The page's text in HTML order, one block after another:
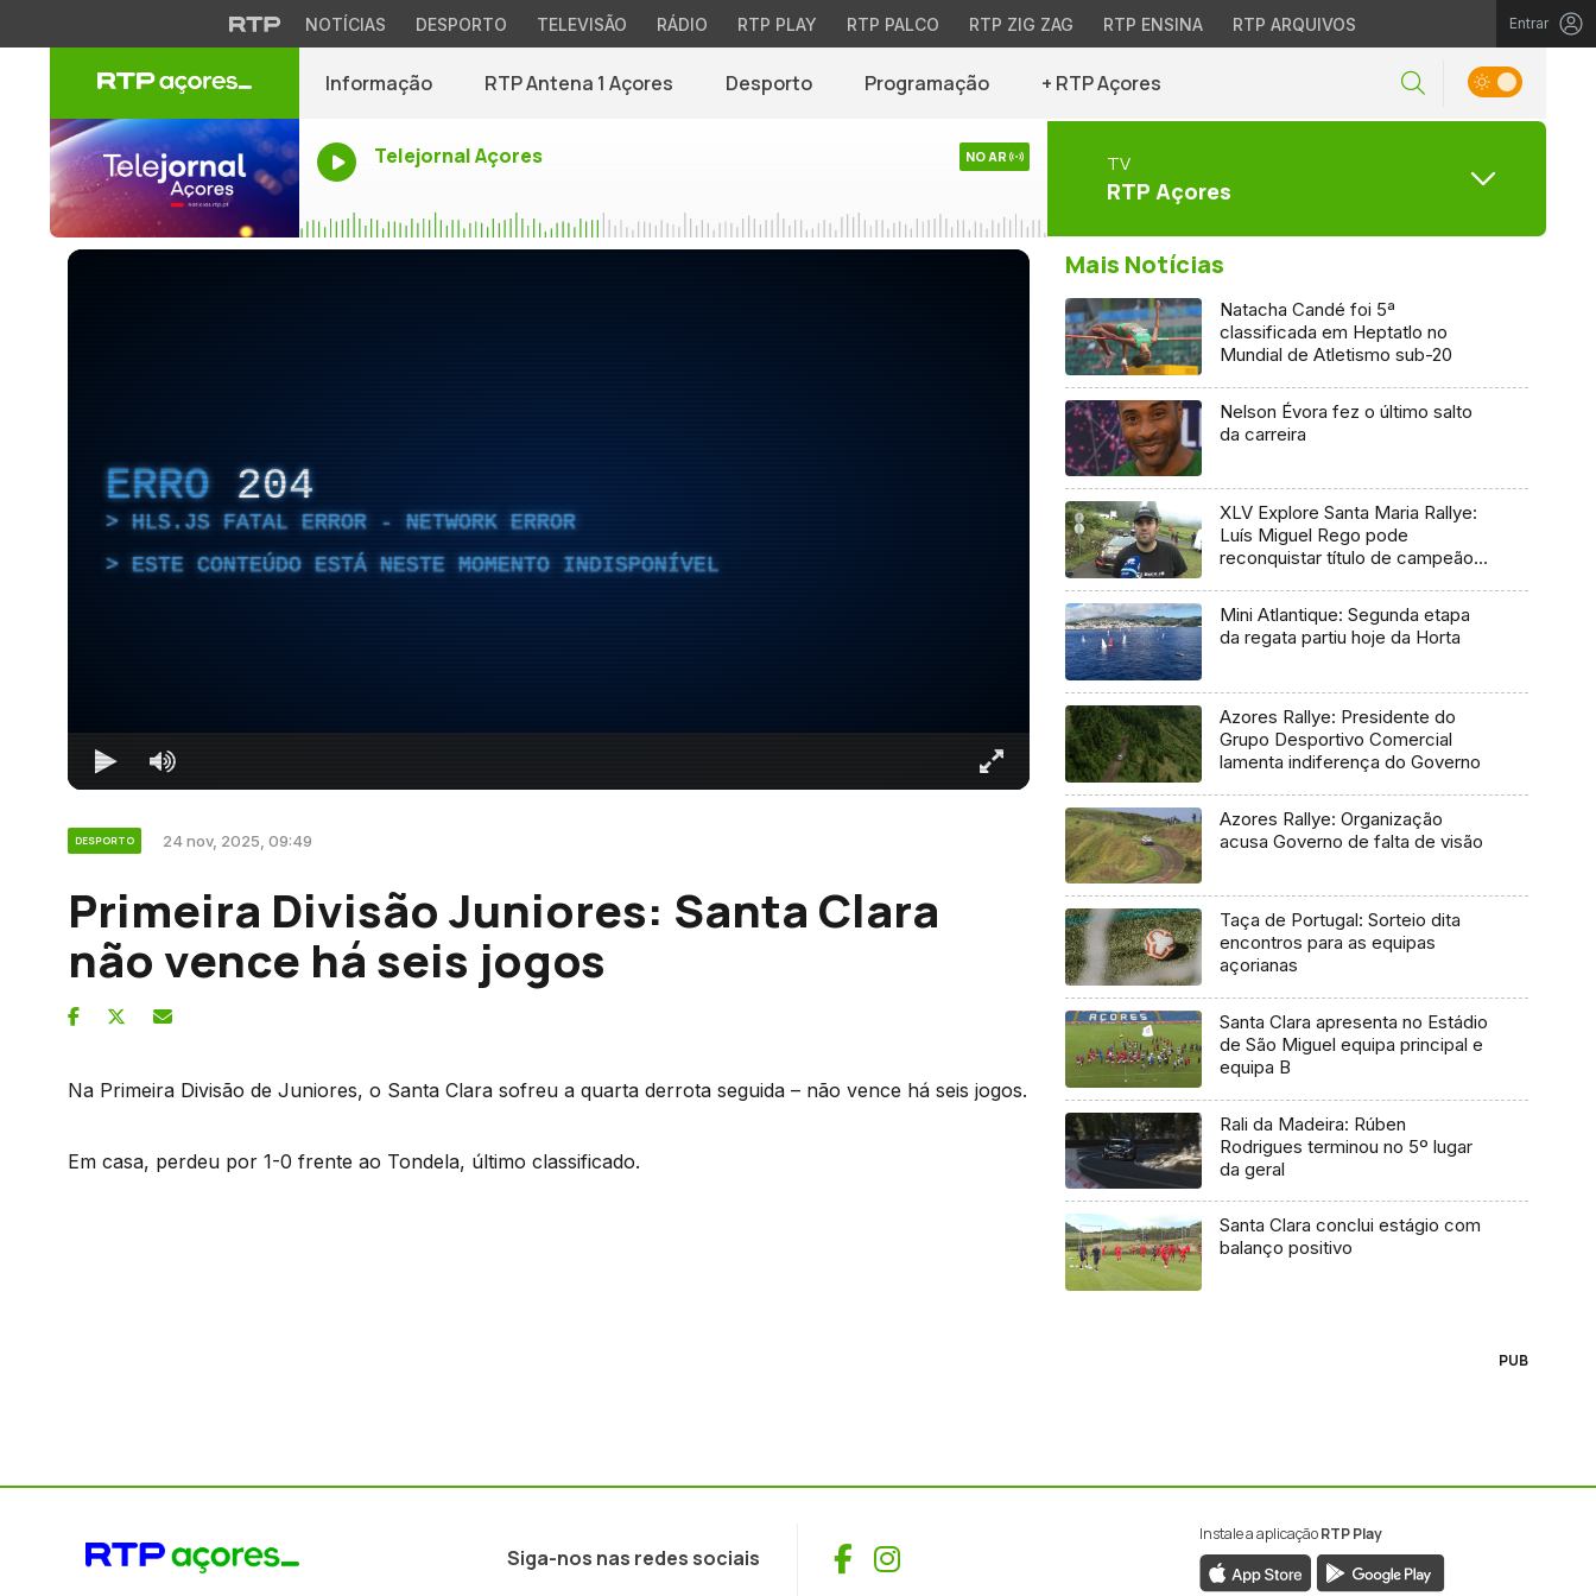
NOTÍCIAS DESPORTO TELEVISÃO RÁDIO RTP PLAY RTP PALCO RTP ZIG ZAG RTP ENSINA RTP ARQUIVOS Entrar
Informação RTP Antena 1 Açores Desporto Programação + RTP Açores
Telejornal Açores NO AR TV
RTP Açores
ERRO 204
HLS.JS FATAL ERROR - NETWORK ERROR
ESTE CONTEÚDO ESTÁ NESTE MOMENTO INDISPONÍVEL
DESPORTO 24 nov, 2025, 09:49
Primeira Divisão Juniores: Santa Clara
não vence há seis jogos
Na Primeira Divisão de Juniores, o Santa Clara sofreu a quarta derrota seguida – não vence há seis jogos.
Em casa, perdeu por 1-0 frente ao Tondela, último classificado.
Mais Notícias
Natacha Candé foi 5ª
classificada em Heptatlo no
Mundial de Atletismo sub-20
Nelson Évora fez o último salto
da carreira
XLV Explore Santa Maria Rallye:
Luís Miguel Rego pode
reconquistar título de campeão
Mini Atlantique: Segunda etapa
da regata partiu hoje da Horta
Azores Rallye: Presidente do
Grupo Desportivo Comercial
lamenta indiferença do Governo
Azores Rallye: Organização
acusa Governo de falta de visão
Taça de Portugal: Sorteio dita
encontros para as equipas
açorianas
Santa Clara apresenta no Estádio
de São Miguel equipa principal e
equipa B
Rali da Madeira: Rúben
Rodrigues terminou no 5º lugar
da geral
Santa Clara conclui estágio com
balanço positivo
PUB
Siga-nos nas redes sociais Facebook
Instagram
Instale a aplicaçãoRTP Play